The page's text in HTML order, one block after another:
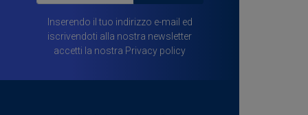
Inserendo il tuo indirizzo e-mail ed
iscrivendoti alla nostra newsletter
accetti la nostra Privacy policy